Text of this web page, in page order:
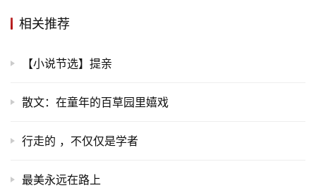
相关推荐
【小说节选】提亲
散文：在童年的百草园里嬉戏
行走的 ，不仅仅是学者
最美永远在路上